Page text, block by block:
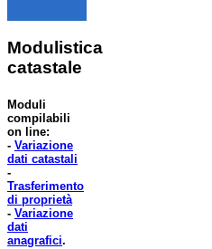
Modulistica
catastale
Moduli
compilabili
on line:
- Variazione
dati catastali
-
Trasferimento
di proprietà
- Variazione
dati
anagrafici.